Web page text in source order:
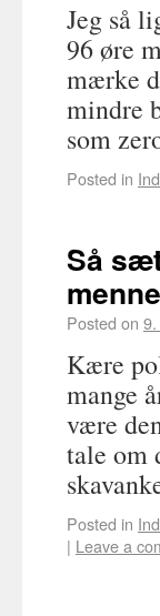
Jeg så
96 øre
mærke
mindre
som
Posted in
Så
Posted on
Kære
mange
være
tale om
Posted in
| Leave a